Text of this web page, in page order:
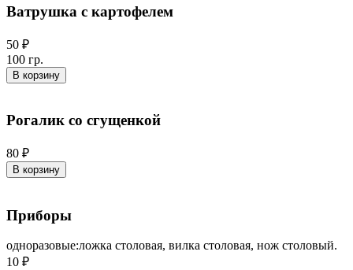
Ватрушка с картофелем
50 ₽
100 гр.
В корзину
Рогалик со сгущенкой
80 ₽
В корзину
Приборы
одноразовые:ложка столовая, вилка столовая, нож столовый.
10 ₽